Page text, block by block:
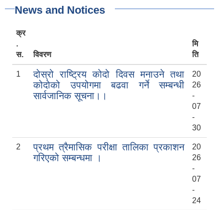
News and Notices
क्र
.
स.
विवरण
मि
ति
1
दोस्रो राष्ट्रिय कोदो दिवस मनाउने तथा
कोदोको उपयोगमा बढवा गर्ने सम्बन्धी
सार्वजानिक सूचना।।
20
26
-
07
-
30
2
प्रथम त्रैमासिक परीक्षा तालिका प्रकाशन
गरिएको सम्बन्धमा ।
20
26
-
07
-
24